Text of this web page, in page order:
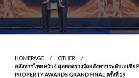
HOMEPAGE
OTHER
อสังหาฯไทย คว้า 4 สุดยอดรางวัลอสังหาฯ ระดับเอเชีย
PROPERTY AWARDS GRAND FINAL ครั้งที่ 19